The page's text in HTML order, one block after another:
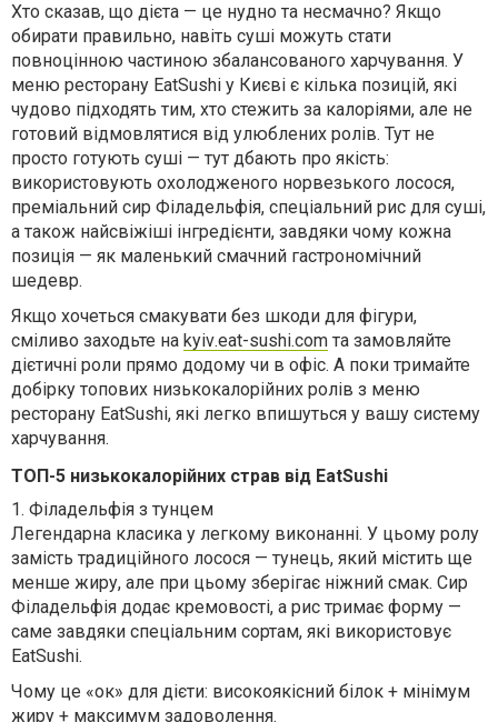
Хто сказав, що дієта — це нудно та несмачно? Якщо
обирати правильно, навіть суші можуть стати
повноцінною частиною збалансованого харчування. У
меню ресторану EatSushi у Києві є кілька позицій, які
чудово підходять тим, хто стежить за калоріями, але не
готовий відмовлятися від улюблених ролів. Тут не
просто готують суші — тут дбають про якість:
використовують охолодженого норвезького лосося,
преміальний сир Філадельфія, спеціальний рис для суші,
а також найсвіжіші інгредієнти, завдяки чому кожна
позиція — як маленький смачний гастрономічний
шедевр.
Якщо хочеться смакувати без шкоди для фігури,
сміливо заходьте на kyiv.eat-sushi.com та замовляйте
дієтичні роли прямо додому чи в офіс. А поки тримайте
добірку топових низькокалорійних ролів з меню
ресторану EatSushi, які легко впишуться у вашу систему
харчування.
ТОП-5 низькокалорійних страв від EatSushi
1. Філадельфія з тунцем
Легендарна класика у легкому виконанні. У цьому ролу
замість традиційного лосося — тунець, який містить ще
менше жиру, але при цьому зберігає ніжний смак. Сир
Філадельфія додає кремовості, а рис тримає форму —
саме завдяки спеціальним сортам, які використовує
EatSushi.
Чому це «ок» для дієти: високоякісний білок + мінімум
жиру + максимум задоволення.